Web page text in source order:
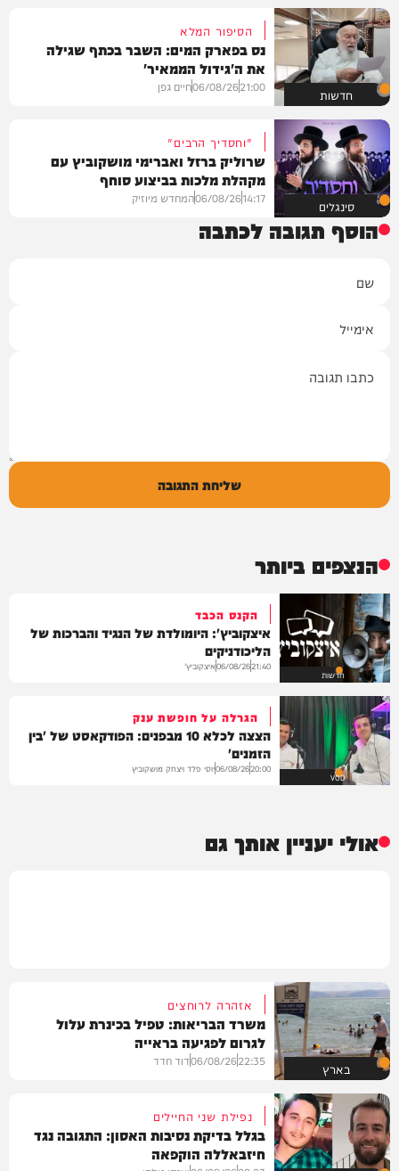
חדשות
הסיפור המלא
נס בפארק המים: השבר בכתף שגילה
את ה'גידול הממאיר'
21:00
06/08/26חיים גפן
סינגלים
"וחסדיך הרבים"
שרוליק ברזל ואברימי מושקוביץ עם
מקהלת מלכות בביצוע סוחף
14:17
06/08/26המחדש מיוזיק
הוסף תגובה לכתבה
שליחת התגובה
הנצפים ביותר
חדשות
הקנס הכבד
איצקוביץ': היומולדת של הנגיד והברכות של
הליכודניקים
21:40
06/08/26איצקוביץ'
VOD
הגרלה על חופשת ענק
הצצה לכלא 10 מבפנים: הפודקאסט של 'בין
הזמנים'
20:00
06/08/26יוסי פלד ויצחק מושקוביץ
אולי יעניין אותך גם
בארץ
אזהרה לרוחצים
משרד הבריאות: טפיל בכינרת עלול
לגרום לפגיעה בראייה
22:35
06/08/26דוד חדד
נפילת שני החיילים
בגלל בדיקת נסיבות האסון: התגובה נגד
חיזבאללה הוקפאה